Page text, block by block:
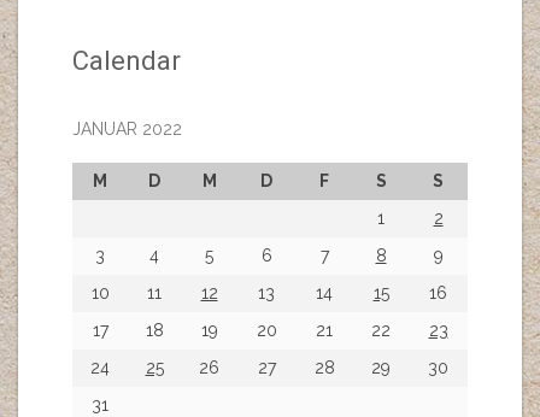
Calendar
JANUAR 2022
M D M D F S
S
1
2
3
4 5 6 7 8
9
10
11 12 13 14 15
16
17
18 19 20 21 22
23
24
25 26 27 28 29
30
31